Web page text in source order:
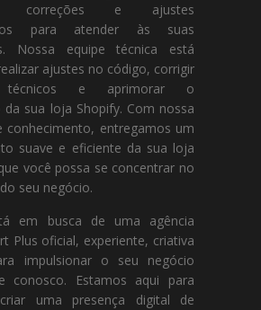
correções e ajustes
para atender às suas
Nossa equipe técnica está
ajustes no código, corrigir
técnicos e aprimorar o
da sua loja Shopify. Com nossa
conhecimento, entregamos um
suave e eficiente da sua loja
você possa se concentrar no
seu negócio.
em busca de uma agência
Plus oficial, experiente, criativa
impulsionar o seu negócio
conosco. Estamos aqui para
uma presença digital de